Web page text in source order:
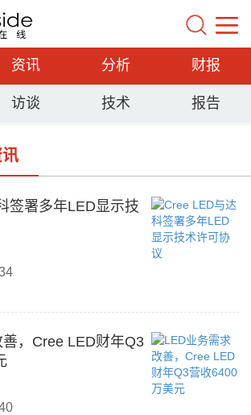
资讯 分析 财报
访谈 技术 报告
签署多年LED显示技
，Cree LED财年Q3